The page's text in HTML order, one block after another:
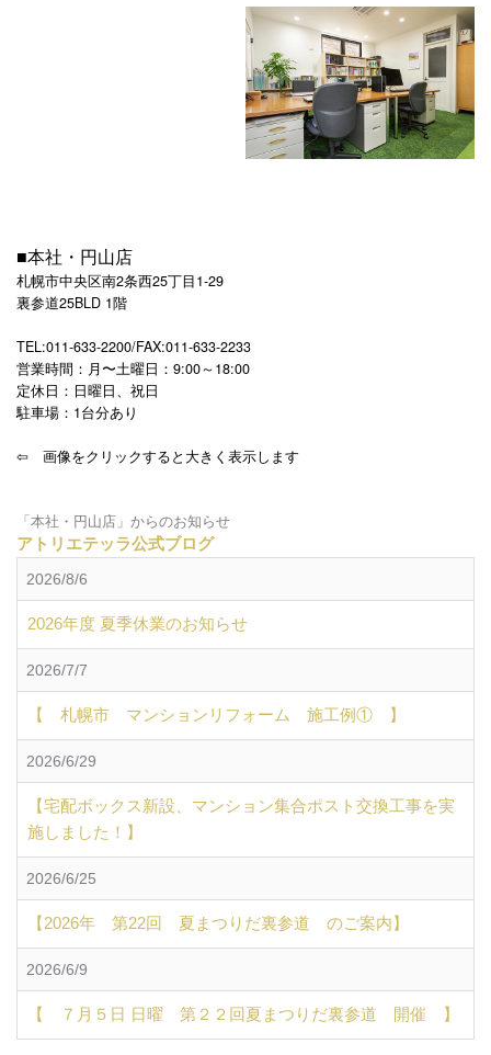
■本社・円山店
札幌市中央区南2条西25丁目1-29
裏参道25BLD 1階
TEL:011-633-2200/FAX:011-633-2233
営業時間：月〜土曜日：9:00～18:00
定休日：日曜日、祝日
駐車場：1台分あり
⇦ 画像をクリックすると大きく表示します
「本社・円山店」からのお知らせ
アトリエテッラ公式ブログ
2026/8/6
2026年度 夏季休業のお知らせ
2026/7/7
【 札幌市 マンションリフォーム 施工例① 】
2026/6/29
【宅配ボックス新設、マンション集合ポスト交換工事を実
施しました！】
2026/6/25
【2026年 第22回 夏まつりだ裏参道 のご案内】
2026/6/9
【 ７月５日 日曜 第２２回夏まつりだ裏参道 開催 】